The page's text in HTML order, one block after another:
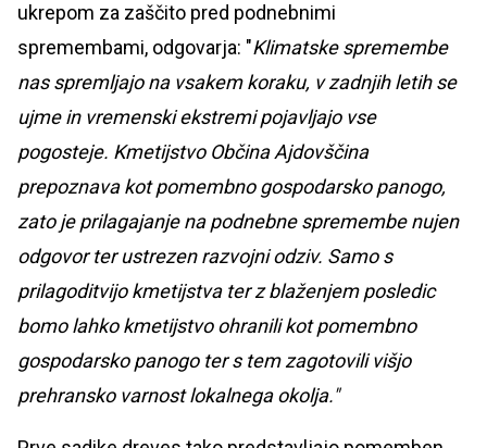
ukrepom za zaščito pred podnebnimi
spremembami, odgovarja: "Klimatske spremembe
nas spremljajo na vsakem koraku, v zadnjih letih se
ujme in vremenski ekstremi pojavljajo vse
pogosteje. Kmetijstvo Občina Ajdovščina
prepoznava kot pomembno gospodarsko panogo,
zato je prilagajanje na podnebne spremembe nujen
odgovor ter ustrezen razvojni odziv. Samo s
prilagoditvijo kmetijstva ter z blaženjem posledic
bomo lahko kmetijstvo ohranili kot pomembno
gospodarsko panogo ter s tem zagotovili višjo
prehransko varnost lokalnega okolja."